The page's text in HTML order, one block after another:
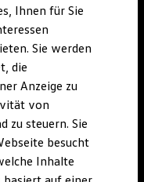
und Updates
ID.
Ihnen für Sie
Sie werden
die
Anzeige zu
von
zu steuern. Sie
besucht
Inhalte